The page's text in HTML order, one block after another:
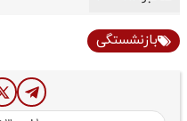
بازنشستگی